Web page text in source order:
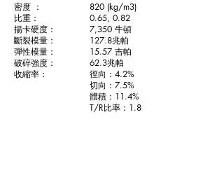
密度 ：
比重：
揚卡硬度：
斷裂模量：
彈性模量：
破碎強度：
收縮率：
820 (kg/m3)
0.65, 0.82
7,350 牛頓
127.8兆帕
15.57 吉帕
62.3兆帕
徑向：4.2%
切向：7.5%
體積：11.4%
T/R比率：1.8